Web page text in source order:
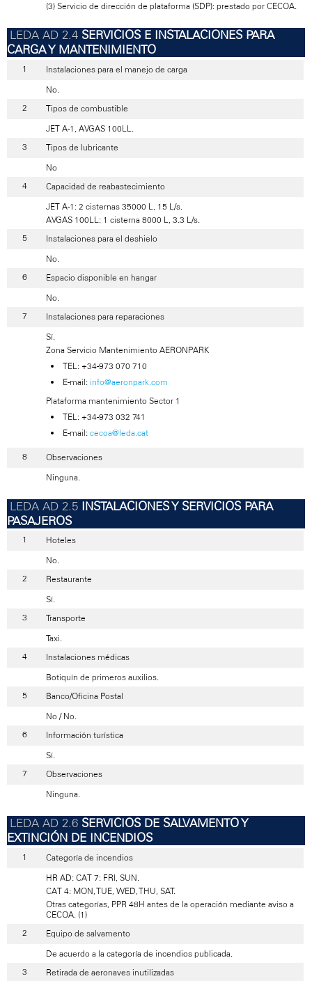
(3) Servicio de dirección de plataforma (SDP): prestado por CECOA.
SERVICIOS E INSTALACIONES PARA
CARGA Y MANTENIMIENTO
Instalaciones para el manejo de carga
No.
Tipos de combustible
JET A-1, AVGAS 100LL.
Tipos de lubricante
No
Capacidad de reabastecimiento
JET A-1: 2 cisternas 35000 L, 15 L/s.
AVGAS 100LL: 1 cisterna 8000 L, 3.3 L/s.
Instalaciones para el deshielo
No.
Espacio disponible en hangar
No.
Instalaciones para reparaciones
Sí.
Zona Servicio Mantenimiento AERONPARK
TEL: +34-973 070 710
E-mail: info@aeronpark.com
Plataforma mantenimiento Sector 1
TEL: +34-973 032 741
E-mail: cecoa@leda.cat
Observaciones
Ninguna.
INSTALACIONES Y SERVICIOS PARA
PASAJEROS
Hoteles
No.
Restaurante
Sí.
Transporte
Taxi.
Instalaciones médicas
Botiquín de primeros auxilios.
Banco/Oficina Postal
No / No.
Información turística
Sí.
Observaciones
Ninguna.
SERVICIOS DE SALVAMENTO Y
EXTINCIÓN DE INCENDIOS
Categoría de incendios
HR AD: CAT 7: FRI, SUN.
CAT 4: MON, TUE, WED, THU, SAT.
Otras categorías, PPR 48H antes de la operación mediante aviso a
CECOA. (1)
Equipo de salvamento
De acuerdo a la categoría de incendios publicada.
Retirada de aeronaves inutilizadas